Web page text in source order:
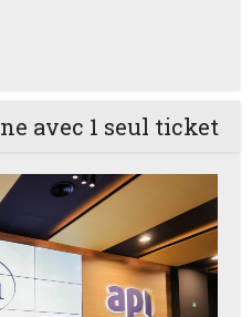
avec 1 seul ticket